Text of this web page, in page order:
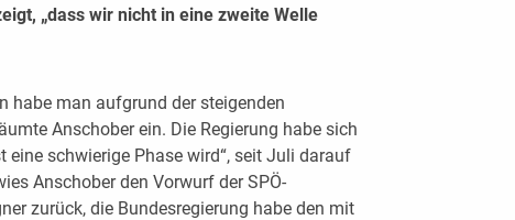
„dass wir nicht in eine zweite Welle
habe man aufgrund der steigenden
Anschober ein. Die Regierung habe sich
eine schwierige Phase wird“, seit Juli darauf
Anschober den Vorwurf der SPÖ-
zurück, die Bundesregierung habe den mit